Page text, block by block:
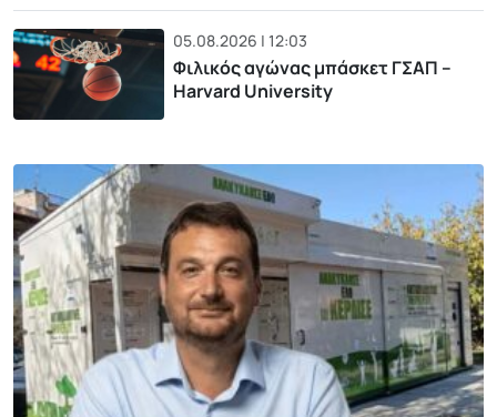
05.08.2026 | 12:03
Φιλικός αγώνας μπάσκετ ΓΣΑΠ –
Harvard University